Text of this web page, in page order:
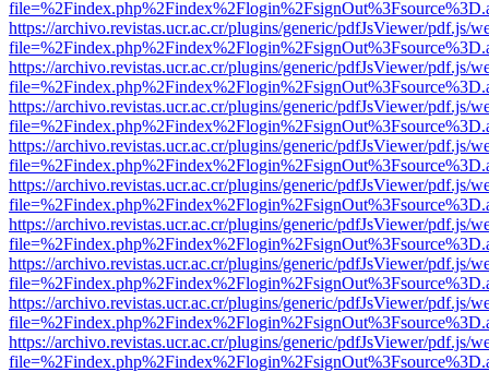
https://archivo.revistas.ucr.ac.cr/plugins/generic/pdfJsViewer/pdf.js/
https://archivo.revistas.ucr.ac.cr/plugins/generic/pdfJsViewer/pdf.js/
https://archivo.revistas.ucr.ac.cr/plugins/generic/pdfJsViewer/pdf.js/
https://archivo.revistas.ucr.ac.cr/plugins/generic/pdfJsViewer/pdf.js/
https://archivo.revistas.ucr.ac.cr/plugins/generic/pdfJsViewer/pdf.js/
https://archivo.revistas.ucr.ac.cr/plugins/generic/pdfJsViewer/pdf.js/
https://archivo.revistas.ucr.ac.cr/plugins/generic/pdfJsViewer/pdf.js/
https://archivo.revistas.ucr.ac.cr/plugins/generic/pdfJsViewer/pdf.js/
https://archivo.revistas.ucr.ac.cr/plugins/generic/pdfJsViewer/pdf.js/